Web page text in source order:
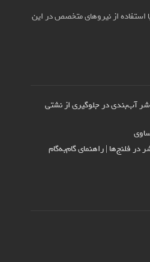
استفاده از نیروهای متخصص در این
آب‌بندی در جلوگیری از نشتی
فلنج‌ها | راهنمای گام‌به‌گام